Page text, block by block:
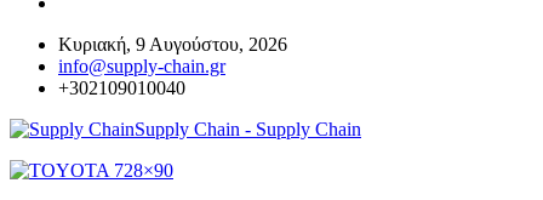
Κυριακή, 9 Αυγούστου, 2026
info@supply-chain.gr
+302109010040
Supply Chain - Supply Chain